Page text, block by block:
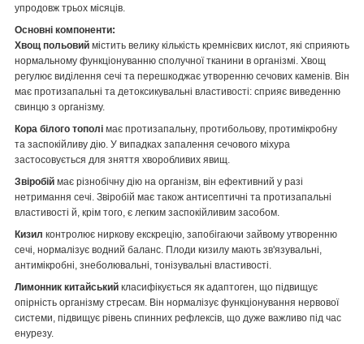
упродовж трьох місяців.
Основні компоненти:
Хвощ польовий містить велику кількість кремнієвих кислот, які сприяють
нормальному функціонуванню сполучної тканини в організмі. Хвощ
регулює виділення сечі та перешкоджає утворенню сечових каменів. Він
має протизапальні та детоксикувальні властивості: сприяє виведенню
свинцю з організму.
Кора білого тополі має протизапальну, протибольову, протимікробну
та заспокійливу дію. У випадках запалення сечового міхура
застосовується для зняття хворобливих явищ.
Звіробій має різнобічну дію на організм, він ефективний у разі
нетримання сечі. Звіробій має також антисептичні та протизапальні
властивості й, крім того, є легким заспокійливим засобом.
Кизил контролює ниркову екскрецію, запобігаючи зайвому утворенню
сечі, нормалізує водний баланс. Плоди кизилу мають зв'язувальні,
антимікробні, знеболювальні, тонізувальні властивості.
Лимонник китайський класифікується як адаптоген, що підвищує
опірність організму стресам. Він нормалізує функціонування нервової
системи, підвищує рівень спинних рефлексів, що дуже важливо під час
енурезу.